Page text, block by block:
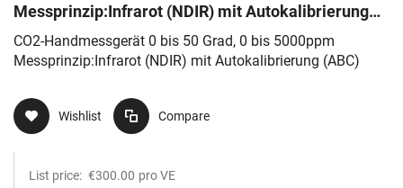
Messprinzip:Infrarot (NDIR) mit Autokalibrierung
(ABC)
CO2-Handmessgerät 0 bis 50 Grad, 0 bis 5000ppm
Messprinzip:Infrarot (NDIR) mit Autokalibrierung (ABC)
Wishlist Compare
List price: €300.00 pro VE